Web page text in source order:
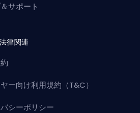
サポート
律関連
ー向け利用規約（T&C）
シーポリシー